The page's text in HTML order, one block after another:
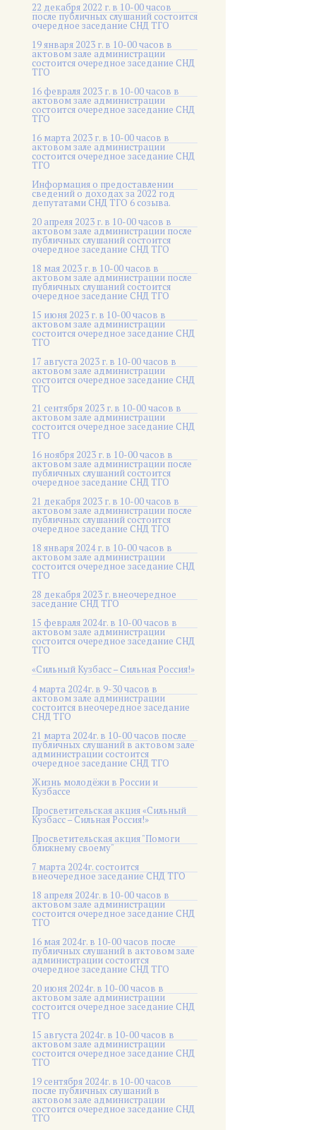
22 декабря 2022 г. в 10-00 часов
после публичных слушаний состоится
очередное заседание СНД ТГО
19 января 2023 г. в 10-00 часов в
актовом зале администрации
состоится очередное заседание СНД
ТГО
16 февраля 2023 г. в 10-00 часов в
актовом зале администрации
состоится очередное заседание СНД
ТГО
16 марта 2023 г. в 10-00 часов в
актовом зале администрации
состоится очередное заседание СНД
ТГО
Информация о предоставлении
сведений о доходах за 2022 год
депутатами СНД ТГО 6 созыва.
20 апреля 2023 г. в 10-00 часов в
актовом зале администрации после
публичных слушаний состоится
очередное заседание СНД ТГО
18 мая 2023 г. в 10-00 часов в
актовом зале администрации после
публичных слушаний состоится
очередное заседание СНД ТГО
15 июня 2023 г. в 10-00 часов в
актовом зале администрации
состоится очередное заседание СНД
ТГО
17 августа 2023 г. в 10-00 часов в
актовом зале администрации
состоится очередное заседание СНД
ТГО
21 сентября 2023 г. в 10-00 часов в
актовом зале администрации
состоится очередное заседание СНД
ТГО
16 ноября 2023 г. в 10-00 часов в
актовом зале администрации после
публичных слушаний состоится
очередное заседание СНД ТГО
21 декабря 2023 г. в 10-00 часов в
актовом зале администрации после
публичных слушаний состоится
очередное заседание СНД ТГО
18 января 2024 г. в 10-00 часов в
актовом зале администрации
состоится очередное заседание СНД
ТГО
28 декабря 2023 г. внеочередное
заседание СНД ТГО
15 февраля 2024г. в 10-00 часов в
актовом зале администрации
состоится очередное заседание СНД
ТГО
«Сильный Кузбасс – Сильная Россия!»
4 марта 2024г. в 9-30 часов в
актовом зале администрации
состоится внеочередное заседание
СНД ТГО
21 марта 2024г. в 10-00 часов после
публичных слушаний в актовом зале
администрации состоится
очередное заседание СНД ТГО
Жизнь молодёжи в России и
Кузбассе
Просветительская акция «Сильный
Кузбасс – Сильная Россия!»
Просветительская акция "Помоги
ближнему своему"
7 марта 2024г. состоится
внеочередное заседание СНД ТГО
18 апреля 2024г. в 10-00 часов в
актовом зале администрации
состоится очередное заседание СНД
ТГО
16 мая 2024г. в 10-00 часов после
публичных слушаний в актовом зале
администрации состоится
очередное заседание СНД ТГО
20 июня 2024г. в 10-00 часов в
актовом зале администрации
состоится очередное заседание СНД
ТГО
15 августа 2024г. в 10-00 часов в
актовом зале администрации
состоится очередное заседание СНД
ТГО
19 сентября 2024г. в 10-00 часов
после публичных слушаний в
актовом зале администрации
состоится очередное заседание СНД
ТГО